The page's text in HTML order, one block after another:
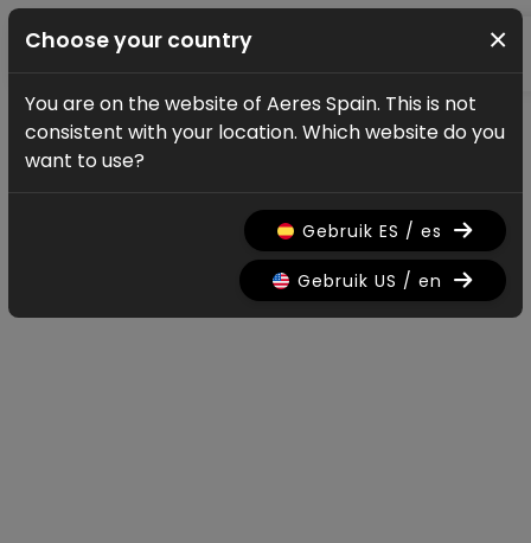
Actualización de las noticias
Noticias y
actualizaciones
Nieuws Promo History
Choose your country ×
You are on the website of Aeres Spain. This is not
consistent with your location. Which website do you
want to use?
Gebruik ES / es
Gebruik US / en